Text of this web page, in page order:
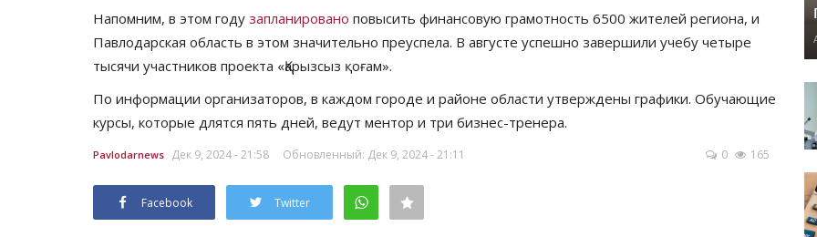
Напомним, в этом году запланировано повысить финансовую грамотность 6500 жителей региона, и
Павлодарская область в этом значительно преуспела. В августе успешно завершили учебу четыре
тысячи участников проекта «Қарызсыз қоғам».
По информации организаторов, в каждом городе и районе области утверждены графики. Обучающие
курсы, которые длятся пять дней, ведут ментор и три бизнес-тренера.
Pavlodarnews Дек 9, 2024 - 21:58 Обновленный: Дек 9, 2024 - 21:11 0 165
Facebook Twitter